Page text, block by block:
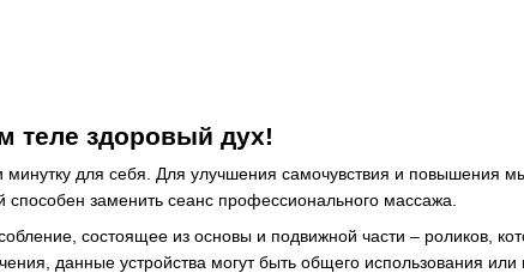
теле здоровый дух!
для себя. Для улучшения самочувствия и повышения
заменить сеанс профессионального массажа.
состоящее из основы и подвижной части – роликов,
данные устройства могут быть общего использования или